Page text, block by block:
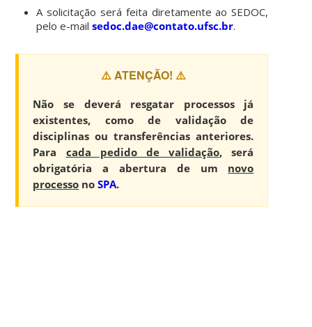
A solicitação será feita diretamente ao SEDOC,
pelo e-mailsedoc.dae@contato.ufsc.br.
⚠️ATENÇÃO! ⚠️
Não se deverá resgatar processos já
existentes, como de validação de
disciplinas ou transferências anteriores.
Para cada pedido de validação, será
obrigatória a abertura de um novo
processo noSPA.